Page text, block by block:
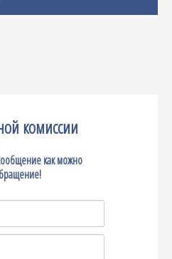
комиссии
как можно